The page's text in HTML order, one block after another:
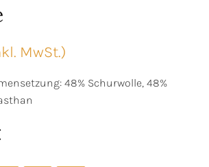
MwSt.)
48% Schurwolle, 48%